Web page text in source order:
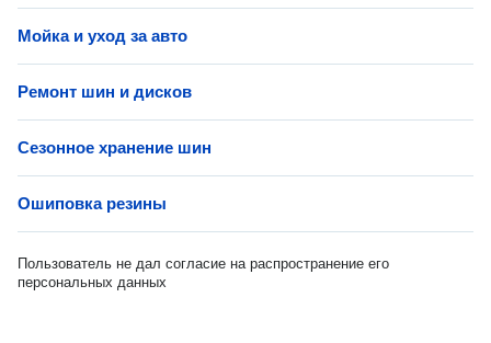
Мойка и уход за авто
Ремонт шин и дисков
Сезонное хранение шин
Ошиповка резины
Пользователь не дал согласие на распространение его
персональных данных